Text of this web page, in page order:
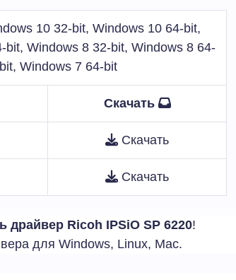
10 32-bit, Windows 10 64-bit,
Windows 8 32-bit, Windows 8 64-
Windows 7 64-bit
Скачать
Скачать
Скачать
драйвер Ricoh IPSiO SP 6220!
для Windows, Linux, Mac.